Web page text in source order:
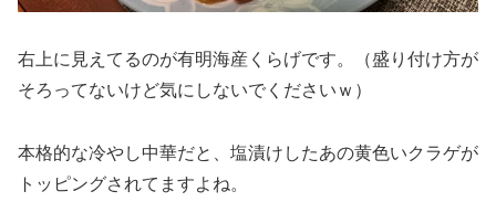
右上に見えてるのが有明海産くらげです。（盛り付け方が
そろってないけど気にしないでくださいｗ）
本格的な冷やし中華だと、塩漬けしたあの黄色いクラゲが
トッピングされてますよね。